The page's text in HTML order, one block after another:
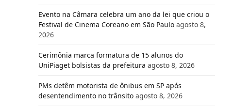
Evento na Câmara celebra um ano da lei que criou o
Festival de Cinema Coreano em São Paulo agosto 8,
2026
Cerimônia marca formatura de 15 alunos do
UniPiaget bolsistas da prefeitura agosto 8, 2026
PMs detêm motorista de ônibus em SP após
desentendimento no trânsito agosto 8, 2026